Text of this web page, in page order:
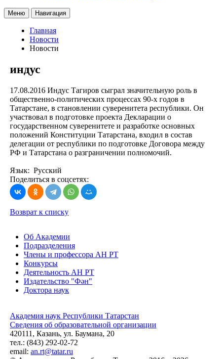
Меню Навигация
Главная
Новости
Новости
индус
17.08.2016 Индус Тагиров сыграл значительную роль в
общественно-политических процессах 90-х годов в
Татарстане, в становлении суверенитета республики. Он
участвовал в подготовке проекта Декларации о
государственном суверенитете и разработке основных
положений Конституции Татарстана, входил в состав
делегации от республики по подготовке Договора между
РФ и Татарстана о разграничении полномочий.
Язык: Русский
Поделиться в соцсетях:
Возврат к списку
Об Академии
Подразделения
Члены и профессора АН РТ
Конкурсы
Деятельность АН РТ
Издательство "Фән"
Доктора наук
Академия наук Республики Татарстан
Сведения об образовательной организации
420111, Казань, ул. Баумана, 20
тел.: (843) 292-02-72
email: an.rt@tatar.ru